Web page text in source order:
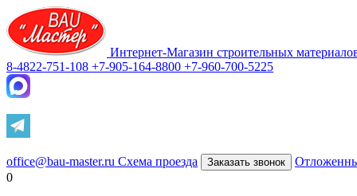
Интернет-Магазин строительных
8-4822-751-108 +7-905-164-8800 +7-960-700-5225
office@bau-master.ru Схема проезда Заказать звонок
0